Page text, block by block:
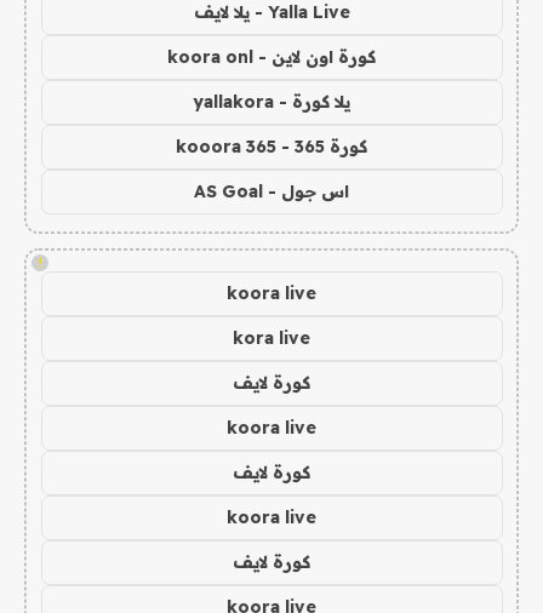
Yalla Live - يلا لايف
كورة اون لاين - koora onl
يلا كورة - yallakora
كورة 365 - kooora 365
اس جول - AS Goal
!
koora live
kora live
كورة لايف
koora live
كورة لايف
koora live
كورة لايف
koora live